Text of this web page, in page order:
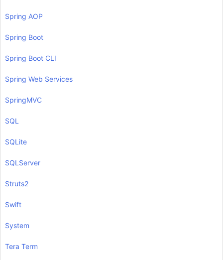
Spring AOP
Spring Boot
Spring Boot CLI
Spring Web Services
SpringMVC
SQL
SQLite
SQLServer
Struts2
Swift
System
Tera Term